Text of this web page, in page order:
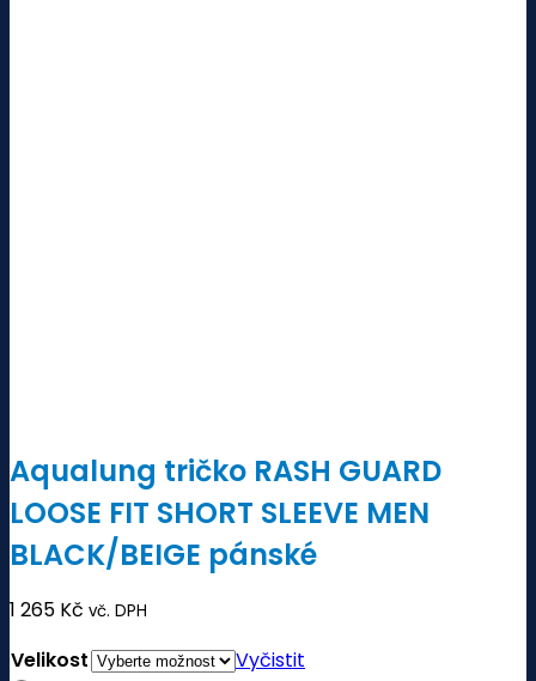
Aqualung tričko RASH GUARD
LOOSE FIT SHORT SLEEVE MEN
BLACK/BEIGE pánské
1 265 Kč vč. DPH
Velikost
Vyčistit